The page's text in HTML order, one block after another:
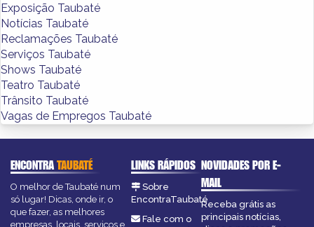
Exposição Taubaté
Notícias Taubaté
Reclamações Taubaté
Serviços Taubaté
Shows Taubaté
Teatro Taubaté
Trânsito Taubaté
Vagas de Empregos Taubaté
ENCONTRATAUBATÉ
O melhor de Taubaté num
só lugar! Dicas, onde ir, o
que fazer, as melhores
empresas, locais, serviços e
LINKS RÁPIDOS
Sobre
EncontraTaubaté
Fale com o
NOVIDADES POR E-
MAIL
Receba grátis as
principais notícias,